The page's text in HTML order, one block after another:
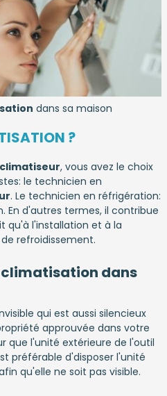
dans sa maison
?
climatiseur, vous avez le choix
le technicien en
. Le technicien en réfrigération:
En d'autres termes, il contribue
qu'à l'installation et à la
refroidissement.
dans
qui est aussi silencieux
approuvée dans votre
que l'unité extérieure de l'outil
préférable d'disposer l'unité
qu'elle ne soit pas visible.